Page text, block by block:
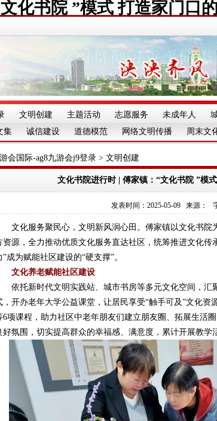
化书院 ”模式 打造家门口
文明创建 主题活动 志愿服务 未成年人
集 诚信建设 道德模范 网络文明传播 周末文
会国际-ag8九游会j9登录 > 文明创建
文化书院进行时 | 傅家镇：“文化书院 ”模
发表时间：2025-05-09 来源：
化服务聚民心，文明新风润心田。傅家镇以文化书院
资源，全力推动优质文化服务直达社区，统筹推进文化传
”成为赋能社区建设的“硬支撑”。
文化养老赋能社区建设
托新时代文明实践站、城市书房等多元文化空间，汇
，开办老年大学公益课堂，让居民享受“触手可及”文化资
6项课程，助力社区中老年朋友们建立朋友圈、拓展生活
好氛围，切实提高群众的幸福感、满意度，累计开展教学